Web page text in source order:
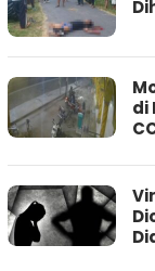
di